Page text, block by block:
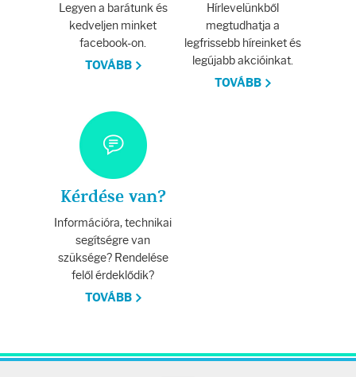
Legyen a barátunk és
kedveljen minket
facebook-on.
TOVÁBB
Hírlevelünkből
megtudhatja a
legfrissebb híreinket és
legújabb akcióinkat.
TOVÁBB
Kérdése van?
Információra, technikai
segítségre van
szüksége? Rendelése
felől érdeklődik?
TOVÁBB